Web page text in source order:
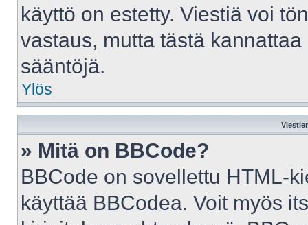
käyttö on estetty. Viestiä voi
vastaus, mutta tästä
sääntöjä.
Ylös
» Mitä on BBCode?
BBCode on sovellettu HTML-
käyttää BBCodea. Voit myös